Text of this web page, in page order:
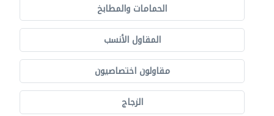
الحمامات والمطابخ
المقاول الأنسب
مقاولون اختصاصيون
الزجاج